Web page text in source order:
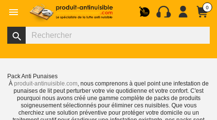
 0
search
Pack Anti Punaises
À produit-antinuisible.com, nous comprenons à quel point une infestation de
punaises de lit peut perturber votre vie quotidienne et votre confort. C'est
pourquoi nous avons créé une gamme complète de packs de produits
soigneusement sélectionnés pour éliminer ces nuisibles. Que vous
cherchiez une solution préventive pour protéger votre domicile ou un